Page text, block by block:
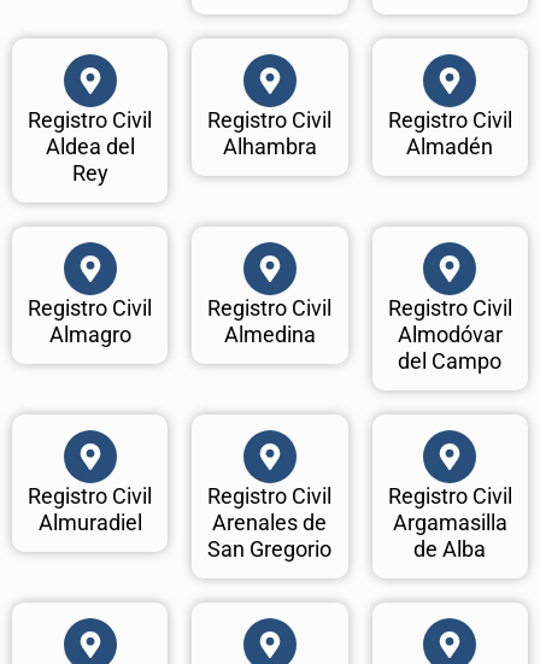
Registro Civil
Aldea del
Rey
Registro Civil
Alhambra
Registro Civil
Almadén
Registro Civil
Almagro
Registro Civil
Almedina
Registro Civil
Almodóvar
del Campo
Registro Civil
Almuradiel
Registro Civil
Arenales de
San Gregorio
Registro Civil
Argamasilla
de Alba